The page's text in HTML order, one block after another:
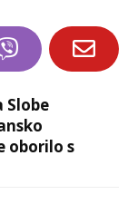
Slobe
oborilo s